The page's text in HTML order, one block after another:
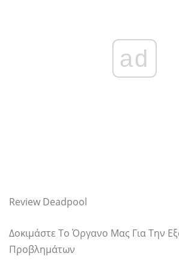
ad
Review Deadpool
Δοκιμάστε Το Όργανο Μας Για Την
Προβλημάτων